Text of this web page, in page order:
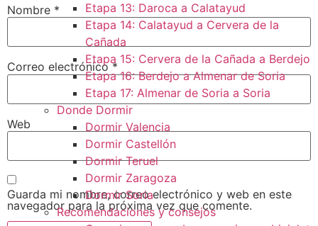
Etapa 13: Daroca a Calatayud
Etapa 14: Calatayud a Cervera de la
Cañada​
Etapa 15: Cervera de la Cañada a Berdejo
Etapa 16: Berdejo a Almenar de Soria
Etapa 17: Almenar de Soria a Soria ​
Donde Dormir
Dormir Valencia
Dormir Castellón
Dormir Teruel
Dormir Zaragoza
Dormir Soria
Recomendaciones y consejos
Nombre *
Correo electrónico*
Web
Guarda mi nombre, correo electrónico y web en este
navegador para la próxima vez que comente.